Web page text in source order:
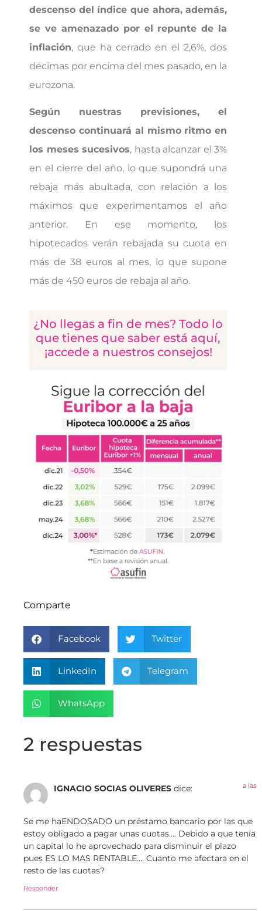
descenso del índice que ahora, además,
se ve amenazado por el repunte de la
inflación, que ha cerrado en el 2,6%, dos
décimas por encima del mes pasado, en la
eurozona.
Según nuestras previsiones, el
descenso continuará al mismo ritmo en
los meses sucesivos, hasta alcanzar el 3%
en el cierre del año, lo que supondrá una
rebaja más abultada, con relación a los
máximos que experimentamos el año
anterior. En ese momento, los
hipotecados verán rebajada su cuota en
más de 38 euros al mes, lo que supone
más de 450 euros de rebaja al año.
¿No llegas a fin de mes? Todo lo
que tienes que saber está aquí,
¡accede a nuestros consejos!
Comparte
Facebook Twitter
LinkedIn Telegram
WhatsApp
2 respuestas
IGNACIO SOCIAS OLIVERES dice: a las
Se me haENDOSADO un préstamo bancario por las que
estoy obligado a pagar unas cuotas…. Debido a que tenía
un capital lo he aprovechado para disminuir el plazo
pues ES LO MAS RENTABLE…. Cuanto me afectara en el
resto de las cuotas?
Responder